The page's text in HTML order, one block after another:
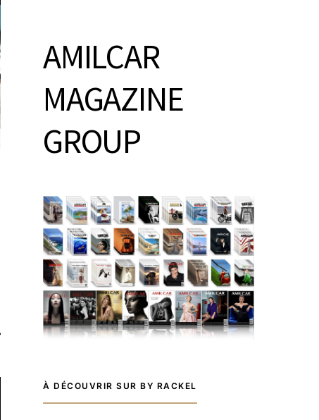
AMILCAR
MAGAZINE
GROUP
À DÉCOUVRIR SUR BY RACKEL